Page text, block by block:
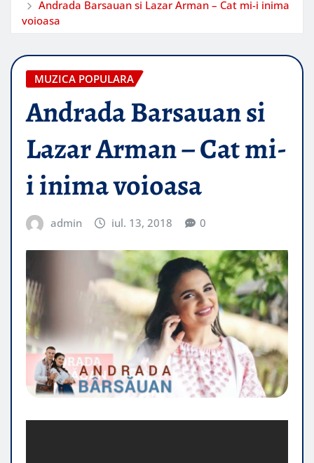
Andrada Barsauan si Lazar Arman – Cat mi-i inima
voioasa
MUZICA POPULARA
Andrada Barsauan si
Lazar Arman – Cat mi-
i inima voioasa
admin iul. 13, 2018 0